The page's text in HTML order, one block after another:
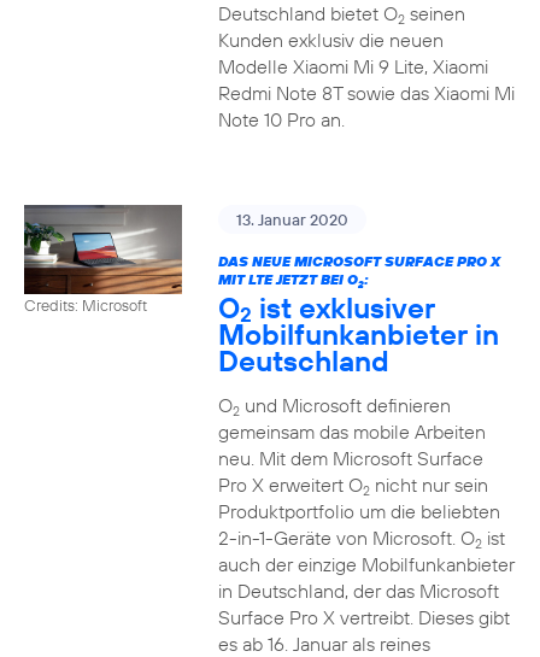
Deutschland bietet O2seinen
Kunden exklusiv die neuen
Modelle Xiaomi Mi 9 Lite, Xiaomi
Redmi Note 8T sowie das Xiaomi Mi
Note 10 Pro an.
Credits: Microsoft
13. Januar 2020
DAS NEUE MICROSOFT SURFACE PRO X
MIT LTE JETZT BEI O2:
O2 ist exklusiver
Mobilfunkanbieter in
Deutschland
O2und Microsoft definieren
gemeinsam das mobile Arbeiten
neu. Mit dem Microsoft Surface
Pro X erweitert O2nicht nur sein
Produktportfolio um die beliebten
2-in-1-Geräte von Microsoft. O2ist
auch der einzige Mobilfunkanbieter
in Deutschland, der das Microsoft
Surface Pro X vertreibt. Dieses gibt
es ab 16. Januar als reines